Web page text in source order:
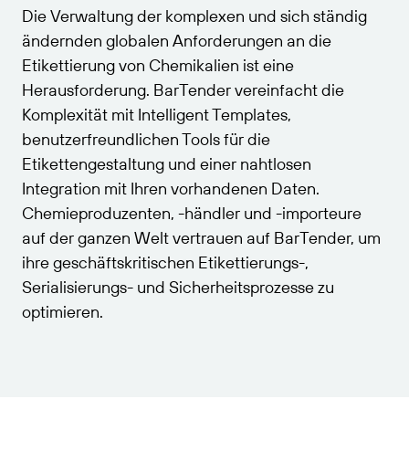
Kostenlos testen
Leitfaden zur kostenlosen Testversion
Technische Daten
Produktregistrierung
NACH STANDARD
GS1
Amazon Transparency
RFID
Webinare
Barcode-Leitfaden
Barcode-Generator
Lebenszyklusplan
VERBINDEN
Über uns
Karriere
Nachrichten
sich beim Partnerportal an.
Erhalten Sie die Unterstützung, die Ihren
Geschäftsanforderungen entspricht.
Die Verwaltung der komplexen und sich ständig
ändernden globalen Anforderungen an die
Etikettierung von Chemikalien ist eine
Herausforderung. BarTender vereinfacht die
Komplexität mit Intelligent Templates,
benutzerfreundlichen Tools für die
Etikettengestaltung und einer nahtlosen
Integration mit Ihren vorhandenen Daten.
Chemieproduzenten, -händler und -importeure
auf der ganzen Welt vertrauen auf BarTender, um
ihre geschäftskritischen Etikettierungs-,
Serialisierungs- und Sicherheitsprozesse zu
optimieren.